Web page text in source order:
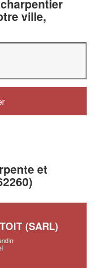
ville,
et
(SARL)
êtes un
?
clients!